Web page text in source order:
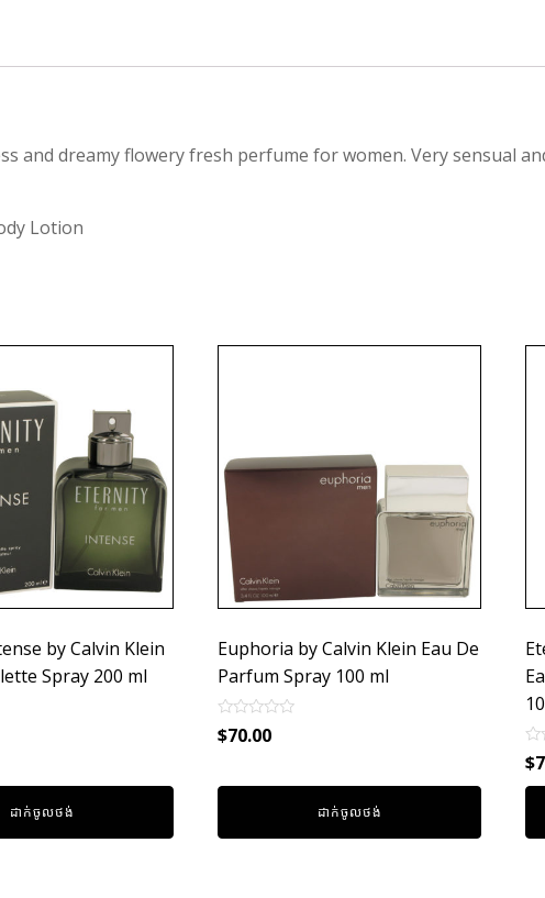
and dreamy flowery fresh perfume for women. Very sensual
Lotion
by Calvin Klein
Spray 200 ml
ដាក់ចូលថង់
Euphoria by Calvin Klein Eau De
Parfum Spray 100 ml
Rated
0
5
$70.00
ដាក់ចូលថង់
0
out
$